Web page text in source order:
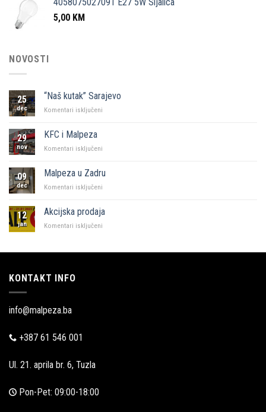
5,00 KM
NOVOSTI
25
dec
“Naš kutak” Sarajevo
Komentari isključeni
29
nov
KFC i Malpeza
Komentari isključeni
Malpeza
09
dec
Malpeza u Zadru
Komentari isključeni
Zadru
12
jan
Akcijska prodaja
Komentari isključeni
KONTAKT INFO
info@malpeza.ba
+387 61 546 001
Ul. 21. aprila br. 6, Tuzla
Pon-Pet: 09:00-18:00